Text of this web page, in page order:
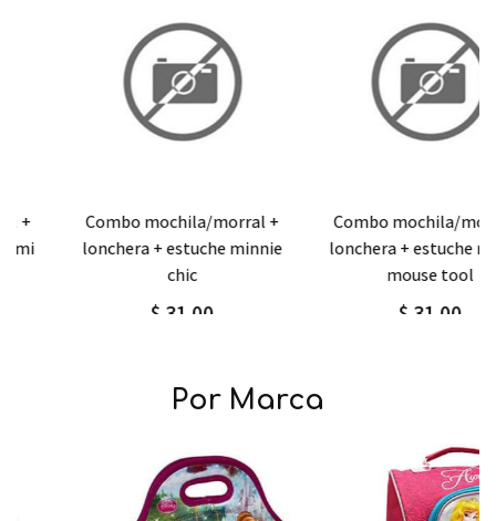
Agregar Detalle
combo mochila/morral +
lonchera + estuche minnie
$ 31,00
Agregar Detalle
combo mochila/morral +
lonchera + estuche mickey
mouse tool
$ 31,00
Por Marca